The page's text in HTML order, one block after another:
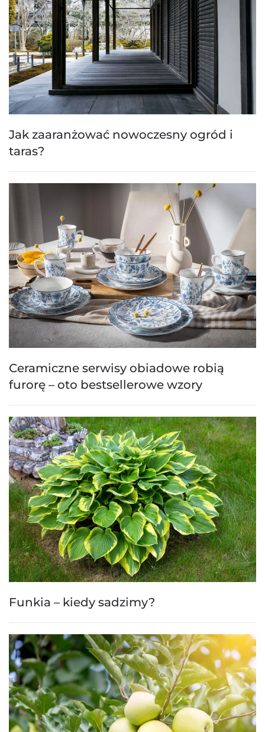
Jak zaaranżować nowoczesny ogród i
taras?
Ceramiczne serwisy obiadowe robią
furorę – oto bestsellerowe wzory
Funkia – kiedy sadzimy?